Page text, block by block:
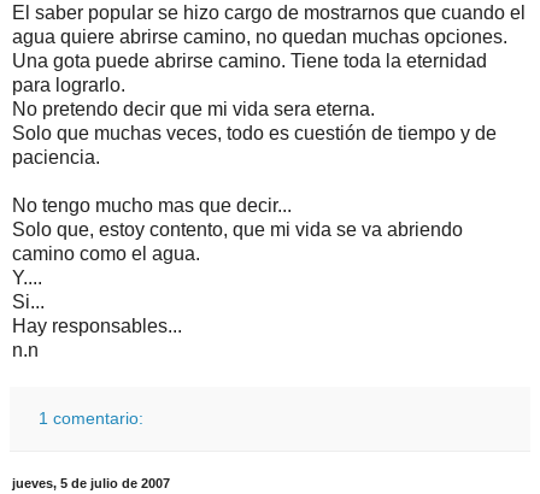
El saber popular se hizo cargo de mostrarnos que cuando el
agua quiere abrirse camino, no quedan muchas opciones.
Una gota puede abrirse camino. Tiene toda la eternidad
para lograrlo.
No pretendo decir que mi vida sera eterna.
Solo que muchas veces, todo es cuestión de tiempo y de
paciencia.
No tengo mucho mas que decir...
Solo que, estoy contento, que mi vida se va abriendo
camino como el agua.
Y....
Si...
Hay responsables...
n.n
1 comentario:
jueves, 5 de julio de 2007